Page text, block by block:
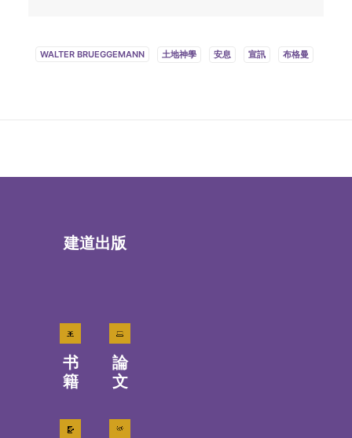
WALTER BRUEGGEMANN 土地神學 安息 宣訊 布格曼
建道出版
书
籍
論
文